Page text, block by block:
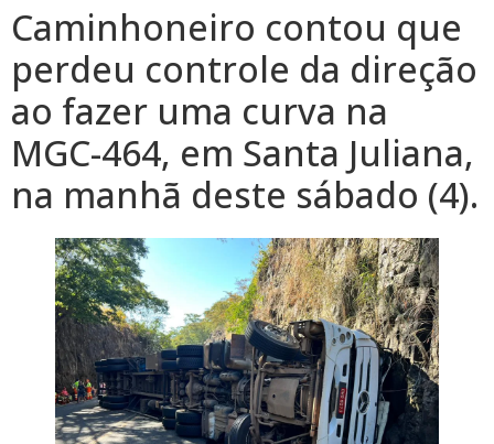
Caminhoneiro contou que
perdeu controle da direção
ao fazer uma curva na
MGC-464, em Santa Juliana,
na manhã deste sábado (4).